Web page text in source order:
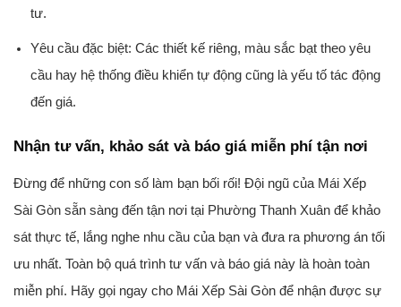
tư.
Yêu cầu đặc biệt: Các thiết kế riêng, màu sắc bạt theo yêu
cầu hay hệ thống điều khiển tự động cũng là yếu tố tác động
đến giá.
Nhận tư vấn, khảo sát và báo giá miễn phí tận nơi
Đừng để những con số làm bạn bối rối! Đội ngũ của Mái Xếp
Sài Gòn sẵn sàng đến tận nơi tại Phường Thanh Xuân để khảo
sát thực tế, lắng nghe nhu cầu của bạn và đưa ra phương án tối
ưu nhất. Toàn bộ quá trình tư vấn và báo giá này là hoàn toàn
miễn phí. Hãy gọi ngay cho Mái Xếp Sài Gòn để nhận được sự